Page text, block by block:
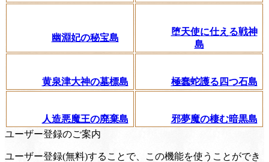
幽淵妃の秘宝島
堕天使に仕える戦神
島
黄泉津大神の墓標島 極蠢蛇護る四つ石島
人造悪魔王の廃棄島
邪夢魔の棲む暗黒島
ユーザー登録のご案内
ユーザー登録(無料)することで、この機能を使うことができ